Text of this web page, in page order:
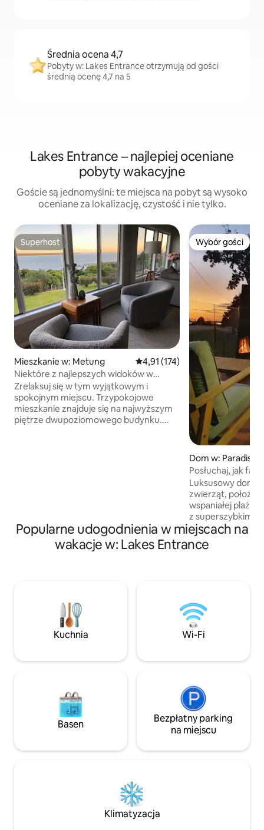
Średnia ocena 4,7
Pobyty w: Lakes Entrance otrzymują od gości
średnią ocenę 4,7 na 5
Lakes Entrance – najlepiej oceniane
pobyty wakacyjne
Goście są jednomyślni: te miejsca na pobyt są wysoko
oceniane za lokalizację, czystość i nie tylko.
Superhost
Superhost
Mieszkanie w: Metung Średnia ocena: 4,91 na 5, liczba
4,91 (174)
Niektóre z najlepszych widoków w
Metung
Zrelaksuj się w tym wyjątkowym i
spokojnym miejscu. Trzypokojowe
mieszkanie znajduje się na najwyższym
piętrze dwupoziomowego budynku.
przejażdżki. Wioska Metung znajduje się
w odległości 1,5 km spacerem lub jazdy
Wybór gości
Wybór gości
Dom w: Paradise
Posłuchaj, jak
Luksusowy dom
zwierząt,
wspaniałej plaży
z superszybkim
i ładowarką 15 A
elektrycznych. W
kuchnia z
zachód słońca
podwórko z
hydromasażem.
również kominek
noce.
Popularne udogodnienia w miejscach na
wakacje w: Lakes Entrance
Kuchnia Wi-Fi
Basen
Bezpłatny parking
na miejscu
Klimatyzacja